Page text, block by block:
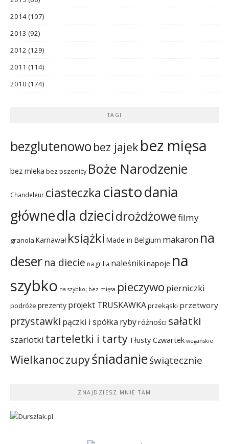
2014(107)
2013 (92)
2012 (129)
2011 (114)
2010 (174)
TAGI
bezglutenowo bez jajekbez mięsa
bez mleka bez pszenicy Boże Narodzenie
Chandeleur ciasteczka ciastodania
głównedla dziecidrożdżowefilmy
granola Karnawał książki Made in Belgium makaron na
deserna diecie na grilla naleśniki napoje na
szybko na szybko; bez mięsa pieczywo pierniczki
podróże prezenty projekt TRUSKAWKAprzekąski przetwory
przystawki pączki i spółka rybyróżności sałatki
szarlotki tarteletki i tarty Tłusty Czwartek wegańskie
Wielkanoczupyśniadanieświątecznie
ZNAJDZIESZ MNIE TAM